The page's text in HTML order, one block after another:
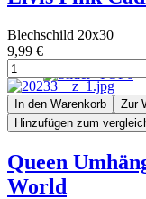
Blechschild 20x30
9,99 €
In den Warenkorb
Zur
Hinzufügen zum
Queen
World